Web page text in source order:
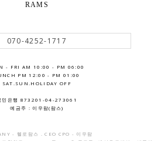
RAMS
070-4252-1717
- FRI AM 10:00 - PM 06:00
PM 12:00 - PM 01:00
SAT.SUN.HOLIDAY OFF
민은행 873201-04-273061
예금주 : 이우람(람스)
- 헬로람스 . CEO CPO - 이우람